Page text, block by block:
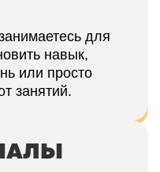
для
навык,
или просто
занятий.